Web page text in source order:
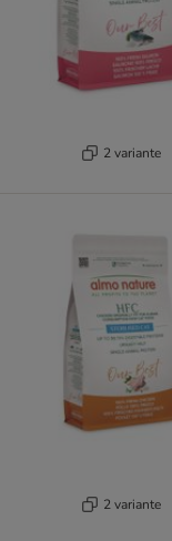
2 variante
2 variante